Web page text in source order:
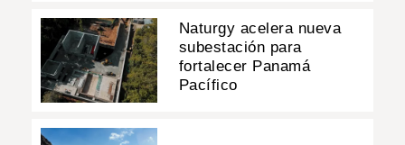
Naturgy acelera nueva
subestación para
fortalecer Panamá
Pacífico